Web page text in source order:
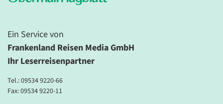
Ein Service von
Frankenland Reisen Media GmbH
Ihr Leserreisenpartner
Tel.:09534 9220-66
Fax: 09534 9220-11